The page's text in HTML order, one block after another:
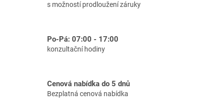
s možností prodloužení záruky
Po-Pá: 07:00 - 17:00
konzultační hodiny
Cenová nabídka do 5 dnů
Bezplatná cenová nabídka